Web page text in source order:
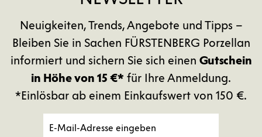
Neuigkeiten, Trends, Angebote und Tipps –
Bleiben Sie in Sachen FÜRSTENBERG Porzellan
informiert und sichern Sie sich einen Gutschein
in Höhe von 15 €* für Ihre Anmeldung.
*Einlösbar ab einem Einkaufswert von 150 €.